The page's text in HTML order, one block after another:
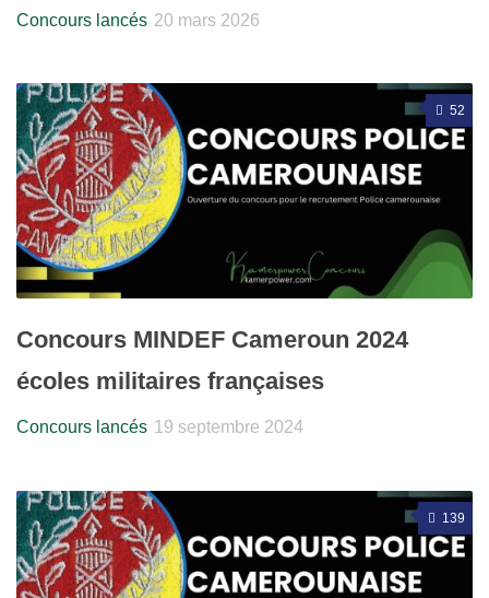
Concours lancés 20 mars 2026
52
Concours MINDEF Cameroun 2024
écoles militaires françaises
Concours lancés 19 septembre 2024
139